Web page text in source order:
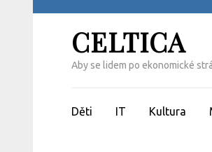
CELTICA
Aby se lidem po ekonomické
Děti IT Kultura